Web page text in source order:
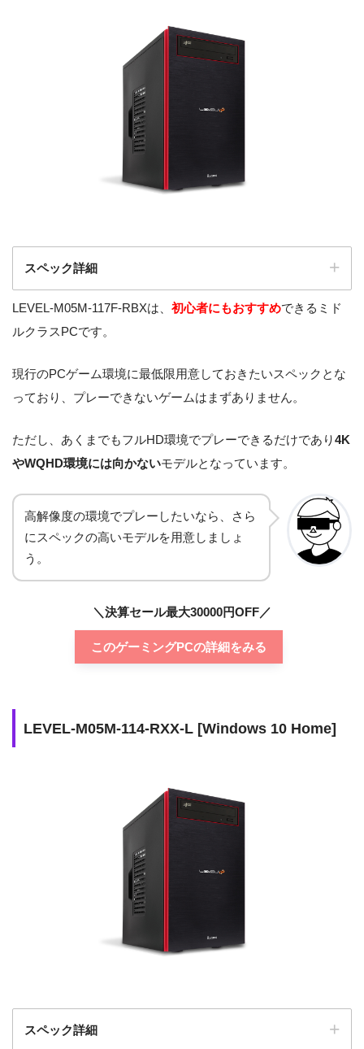
スペック詳細
製品名
OS Windows 10 Home 64ビット
NVIDIA GeForce RTX 3060
12GB GDDR6
マザーボー
Intel B560チップセットマザ
ーボード
メモリ
なし
700W ATX電源 80PLUS BR
4KやWQHD環境には向かな
い
LEVEL-M05M-117F-RBXは、 初心者にもおすすめできるミド
ルクラスPCです。
現行のPCゲーム環境に最低限用意しておきたいスペックとな
っており、プレーできないゲームはまずありません。
ただし、あくまでもフルHD環境でプレーできるだけであり4K
やWQHD環境には向かないモデルとなっています。
高解像度の環境でプレーしたいなら、さら
にスペックの高いモデルを用意しましょ
う。
＼決算セール最大30000円OFF／
このゲーミングPCの詳細をみる
LEVEL-M05M-114-RXX-L [Windows 10 Home]
スペック詳細